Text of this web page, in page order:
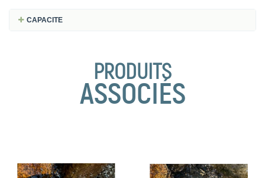
CAPACITE
PRODUITS
ASSOCIÉS